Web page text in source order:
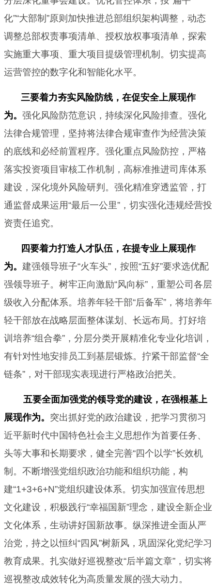
化”“大部制”原则加快推进总部组织架构调整，动态
调整总部权责事项清单、授权放权事项清单，探索
实施重大事项、重大项目提级管理机制。切实提高
运营管控的数字化和智能化水平。
三要着力夯实风险防线，在促安全上展现作
为。 强化风险防范意识，持续深化风险排查。强化
法律合规管理，坚持将法律合规审查作为经营决策
的底线和必经前置程序。强化重点风险防控，严格
落实投资项目审核工作机制，高标准推进司库体系
建设，深化境外风险研判。强化精准穿透监管，打
通监督成果运用“最后一公里”，切实强化违规经营投
资责任追究。
四要着力打造人才队伍，在提专业上展现作
为。 建强领导班子“火车头”，按照“五好”要求选优配
强领导班子。树牢正向激励“风向标”，重塑公司各层
级收入分配体系。培养年轻干部“后备军”，将培养年
轻干部放在战略层面整体谋划、长远布局。打好培
训培养“组合拳”，分层分类开展精准化专业化培训，
有针对性地安排员工到基层锻炼。拧紧干部监督“全
链条”，对干部现实表现进行严格政治把关。
五要全面加强党的领导党的建设，在强根基上
展现作为。 突出抓好党的政治建设，把学习贯彻习
近平新时代中国特色社会主义思想作为首要任务、
头等大事和长期要求，健全完善“四个以学”长效机
制。不断增强党组织政治功能和组织功能，构
建“1+3+6+N”党组织建设体系。切实加强宣传思想
文化建设，积极践行“幸福国新”理念，建设全新企业
文化体系，生动讲好国新故事。纵深推进全面从严
治党，持之以恒纠“四风”树新风，巩固深化党纪学习
教育成果。扎实做好巡视整改“后半篇文章”，切实将
巡视整改成效转化为高质量发展的强大动力。